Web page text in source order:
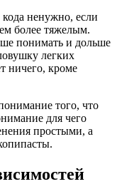
ненужно, если
более тяжелым.
понимать и дольше
легких
ничего, кроме
того, что
для чего
простыми, а